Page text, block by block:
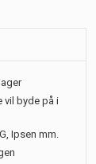
vil byde på i
Ipsen mm.